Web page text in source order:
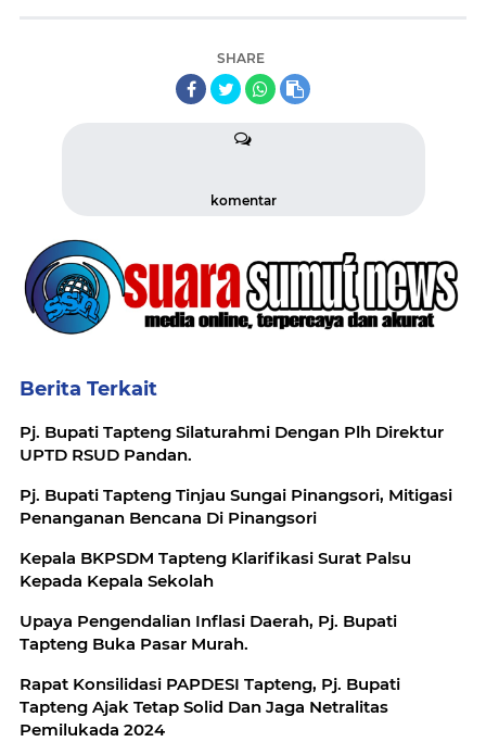
SHARE
komentar
Berita Terkait
Pj. Bupati Tapteng Silaturahmi Dengan Plh Direktur
UPTD RSUD Pandan.
Pj. Bupati Tapteng Tinjau Sungai Pinangsori, Mitigasi
Penanganan Bencana Di Pinangsori
Kepala BKPSDM Tapteng Klarifikasi Surat Palsu
Kepada Kepala Sekolah
Upaya Pengendalian Inflasi Daerah, Pj. Bupati
Tapteng Buka Pasar Murah.
Rapat Konsilidasi PAPDESI Tapteng, Pj. Bupati
Tapteng Ajak Tetap Solid Dan Jaga Netralitas
Pemilukada 2024